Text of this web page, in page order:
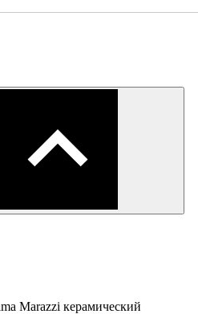
Marazzi керамический